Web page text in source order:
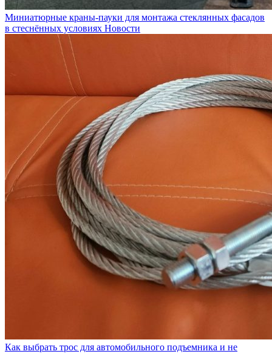
Миниатюрные краны-пауки для монтажа стеклянных фасадов
в стеснённых условиях Новости
Как выбрать трос для автомобильного подъемника и не